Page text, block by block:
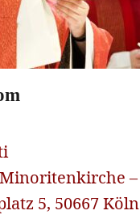
–
5, 50667 Köln